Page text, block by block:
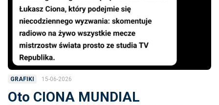
GRAFIKI 15-06-2026
Oto CIONA MUNDIAL